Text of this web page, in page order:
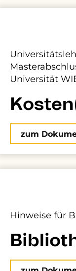
Universität
zum
Hinweise für